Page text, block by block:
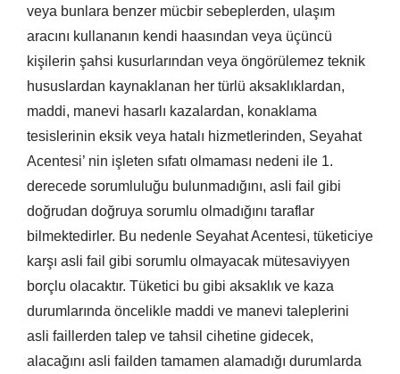
veya bunlara benzer mücbir sebeplerden, ulaşım
aracını kullananın kendi haasından veya üçüncü
kişilerin şahsi kusurlarından veya öngörülemez teknik
hususlardan kaynaklanan her türlü aksaklıklardan,
maddi, manevi hasarlı kazalardan, konaklama
tesislerinin eksik veya hatalı hizmetlerinden, Seyahat
Acentesi’ nin işleten sıfatı olmaması nedeni ile 1.
derecede sorumluluğu bulunmadığını, asli fail gibi
doğrudan doğruya sorumlu olmadığını taraflar
bilmektedirler. Bu nedenle Seyahat Acentesi, tüketiciye
karşı asli fail gibi sorumlu olmayacak mütesaviyyen
borçlu olacaktır. Tüketici bu gibi aksaklık ve kaza
durumlarında öncelikle maddi ve manevi taleplerini
asli faillerden talep ve tahsil cihetine gidecek,
alacağını asli failden tamamen alamadığı durumlarda